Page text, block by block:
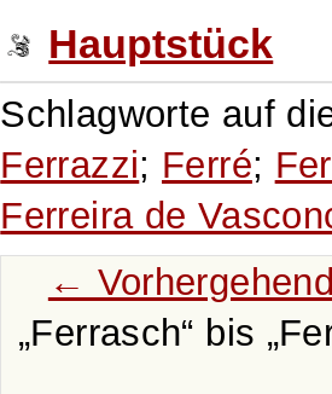
Hauptstück
Schlagworte auf
Ferrazzi; Ferré;
Ferreira de
←
Ferrasch
bis